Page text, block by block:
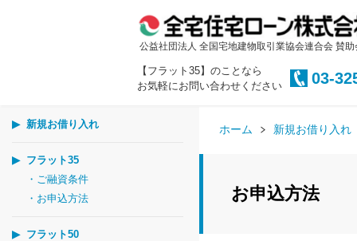
公益社団法人 全国宅地建物取引業協会連合会 賛助
【フラット35】のことなら
お気軽にお問い合わせください
03-
新規お借り入れ
フラット35
・ご融資条件
・お申込方法
フラット50
ホーム 新規お借り入れ
お申込方法